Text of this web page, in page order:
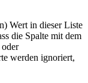
Wert in dieser Liste
die Spalte mit dem
werden ignoriert,